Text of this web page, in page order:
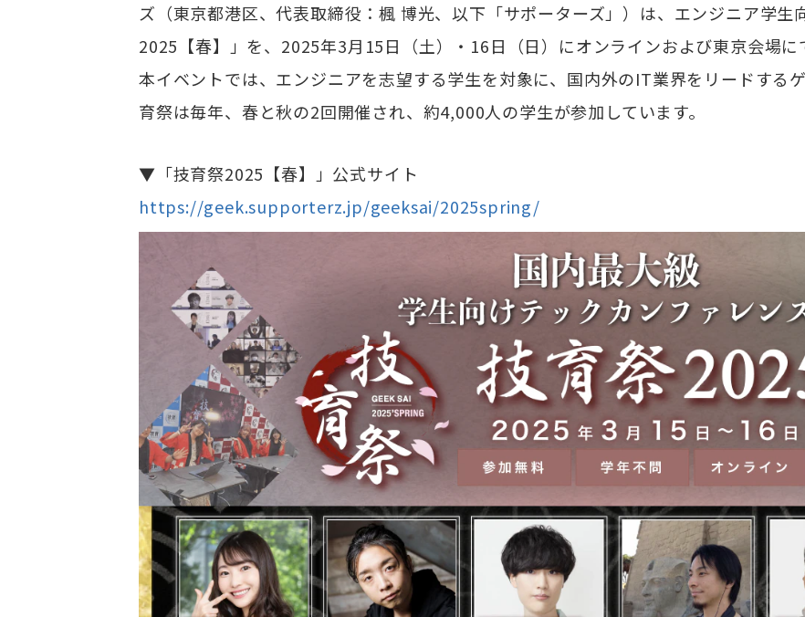
ズ（東京都港区、代表取締役：楓 博光、以下「サポーターズ」）は、エンジニア学生
2025【春】」を、2025年3月15日（土）・16日（日）にオンラインおよび東京会場に
本イベントでは、エンジニアを志望する学生を対象に、国内外のIT業界をリードする
育祭は毎年、春と秋の2回開催され、約4,000人の学生が参加しています。
▼「技育祭2025【春】」公式サイト
https://geek.supporterz.jp/geeksai/2025spring/